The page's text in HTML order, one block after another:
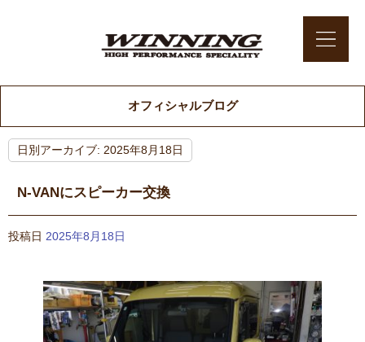
オフィシャルブログ
日別アーカイブ: 2025年8月18日
N-VANにスピーカー交換
投稿日 2025年8月18日